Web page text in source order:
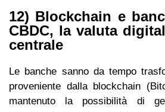
12) Blockchain e
CBDC, la valuta
centrale
Le banche sanno da tempo
proveniente dalla blockchain
mantenuto la possibilità di